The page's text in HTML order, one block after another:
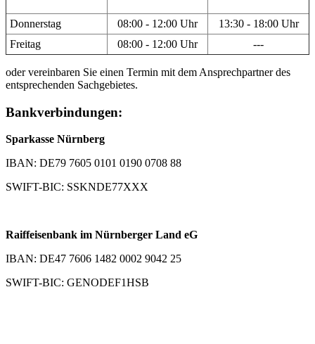
Donnerstag 08:00 - 12:00 Uhr
13:30 - 18:00 Uhr
Freitag
08:00 - 12:00 Uhr ---
oder vereinbaren Sie einen Termin mit dem Ansprechpartner des
entsprechenden Sachgebietes.
Bankverbindungen:
Sparkasse Nürnberg
IBAN: DE79 7605 0101 0190 0708 88
SWIFT-BIC: SSKNDE77XXX
Raiffeisenbank im Nürnberger Land eG
IBAN: DE47 7606 1482 0002 9042 25
SWIFT-BIC: GENODEF1HSB